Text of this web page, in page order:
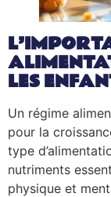
LES
Un régime
pour la
type
nutriments
physique et